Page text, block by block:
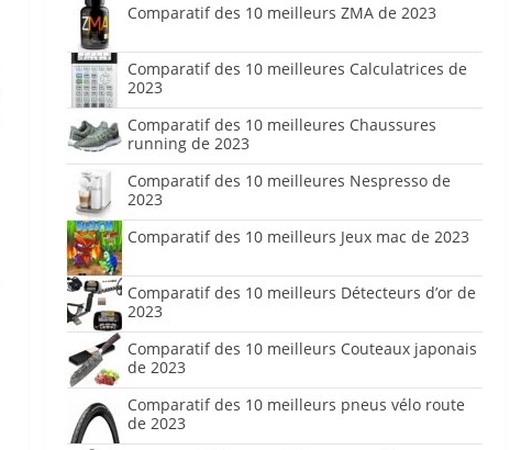
Comparatif des 10 meilleurs ZMA de 2023
Comparatif des 10 meilleures Calculatrices de
2023
Comparatif des 10 meilleures Chaussures
running de 2023
Comparatif des 10 meilleures Nespresso de
2023
Comparatif des 10 meilleurs Jeux mac de 2023
Comparatif des 10 meilleurs Détecteurs d’or de
2023
Comparatif des 10 meilleurs Couteaux japonais
de 2023
Comparatif des 10 meilleurs pneus vélo route
de 2023